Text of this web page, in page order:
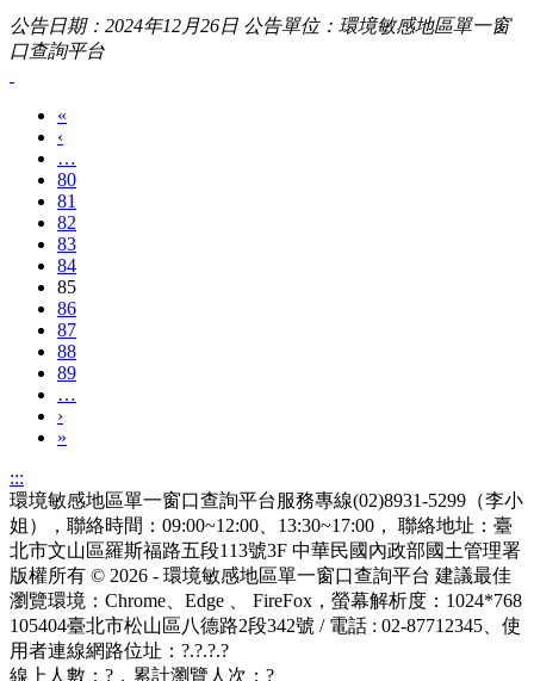
公告日期：2024年12月26日 公告單位：環境敏感地區單一窗
口查詢平台
«
‹
…
80
81
82
83
84
85
86
87
88
89
…
›
»
:::
環境敏感地區單一窗口查詢平台服務專線(02)8931-5299（李小
姐），聯絡時間：09:00~12:00、13:30~17:00， 聯絡地址：臺
北市文山區羅斯福路五段113號3F 中華民國內政部國土管理署
版權所有 © 2026 - 環境敏感地區單一窗口查詢平台 建議最佳
瀏覽環境：Chrome、Edge 、 FireFox，螢幕解析度：1024*768
105404臺北市松山區八德路2段342號 / 電話 : 02-87712345 、使
用者連線網路位址：?.?.?.?
線上人數： ? ，累計瀏覽人次： ?